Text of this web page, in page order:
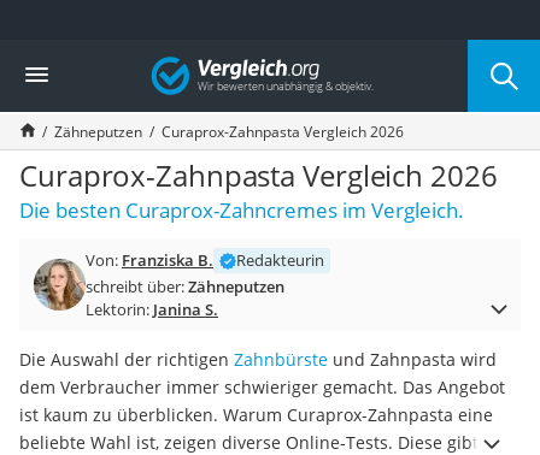
Die beliebtesten Vergleiche nach Kategorie
Drogerie
Inhalator
Haarschneider
Rollator
Braun Rasierer
Katzenklappe (Chip)
Masturbator
Massagepistole
Reisehaartrockner
Eiweißpulver
Magnesiumpräparat
Katzenklappe
Vergleich
Zähneputzen Curaprox-Zahnpasta Vergleich 2026
Curaprox-Zahnpasta Vergleich 2026
Die besten Curaprox-Zahncremes im Vergleich.
Von: Franziska B.
Redakteurin
schreibt über:Zähneputzen
Lektorin: Janina S.
Die Auswahl der richtigen Zahnbürste und Zahnpasta wird
dem Verbraucher immer schwieriger gemacht. Das Angebot
ist kaum zu überblicken. Warum Curaprox-Zahnpasta eine
beliebte Wahl ist, zeigen diverse Online-Tests. Diese gibt es